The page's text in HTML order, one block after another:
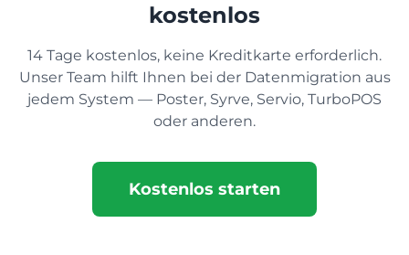
kostenlos
14 Tage kostenlos, keine Kreditkarte erforderlich.
Unser Team hilft Ihnen bei der Datenmigration aus
jedem System — Poster, Syrve, Servio, TurboPOS
oder anderen.
Kostenlos starten